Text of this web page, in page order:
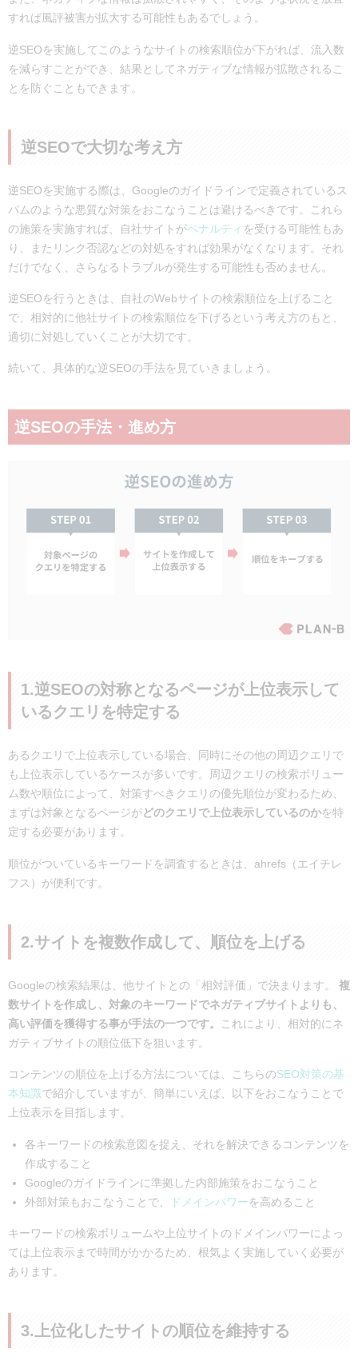
すれば風評被害が拡大する可能性もあるでしょう。
逆SEOを実施してこのようなサイトの検索順位が下がれば、流入数
を減らすことができ、結果としてネガティブな情報が拡散されるこ
とを防ぐこともできます。
逆SEOで大切な考え方
逆SEOを実施する際は、Googleのガイドラインで定義されているス
パムのような悪質な対策をおこなうことは避けるべきです。これら
の施策を実施すれば、自社サイトがペナルティ を受ける可能性もあ
り、またリンク否認などの対処をすれば効果がなくなります。それ
だけでなく、さらなるトラブルが発生する可能性も否めません。
逆SEOを行うときは、自社のWebサイトの検索順位を上げること
で、相対的に他社サイトの検索順位を下げるという考え方のもと、
適切に対処していくことが大切です。
続いて、具体的な逆SEOの手法を見ていきましょう。
逆SEOの手法・進め方
1.逆SEOの対称となるページが上位表示して
いるクエリを特定する
あるクエリで上位表示している場合、同時にその他の周辺クエリで
も上位表示しているケースが多いです。周辺クエリの検索ボリュー
ム数や順位によって、対策すべきクエリの優先順位が変わるため、
まずは対象となるページがどのクエリで上位表示しているのかを特
定する必要があります。
順位がついているキーワードを調査するときは、ahrefs（エイチレ
フス）が便利です。
2.サイトを複数作成して、順位を上げる
Googleの検索結果は、他サイトとの「相対評価」で決まります。 複
数サイトを作成し、対象のキーワードでネガティブサイトよりも、
高い評価を獲得する事が手法の一つです。
これにより、相対的にネ
ガティブサイトの順位低下を狙います。
コンテンツの順位を上げる方法については、こちらのSEO対策の基
本知識で紹介していますが、簡単にいえば、以下をおこなうことで
上位表示を目指します。
各キーワードの検索意図を捉え、それを解決できるコンテンツを
作成すること
Googleのガイドラインに準拠した内部施策をおこなうこと
外部対策もおこなうことで、
ドメインパワーを高めること
キーワードの検索ボリュームや上位サイトのドメインパワーによっ
ては上位表示まで時間がかかるため、根気よく実施していく必要が
あります。
3.上位化したサイトの順位を維持する